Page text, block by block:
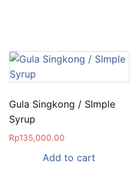
Gula Singkong / SImple
Syrup
Rp135,000.00
Add to cart